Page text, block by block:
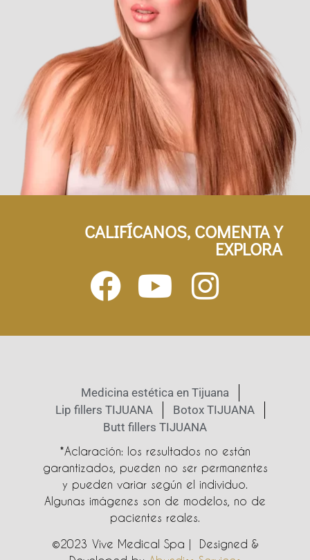
CALIFÍCANOS, COMENTA Y
EXPLORA
Medicina estética en Tijuana
Lip fillers TIJUANA
Botox TIJUANA
Butt fillers TIJUANA
*Aclaración: los resultados no están
garantizados, pueden no ser permanentes
y pueden variar según el individuo.
Algunas imágenes son de modelos, no de
pacientes reales.
©2023 Vive Medical Spa | Designed &